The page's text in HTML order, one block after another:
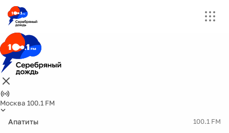
Москва 100.1 FM
Апатиты 100.1 FM